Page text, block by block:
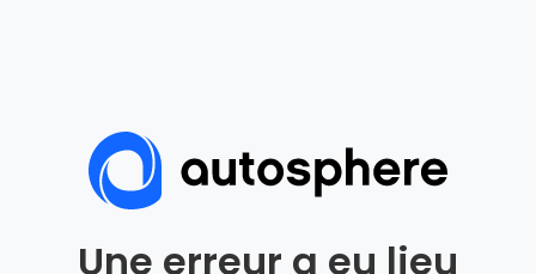
Une erreur a eu lieu